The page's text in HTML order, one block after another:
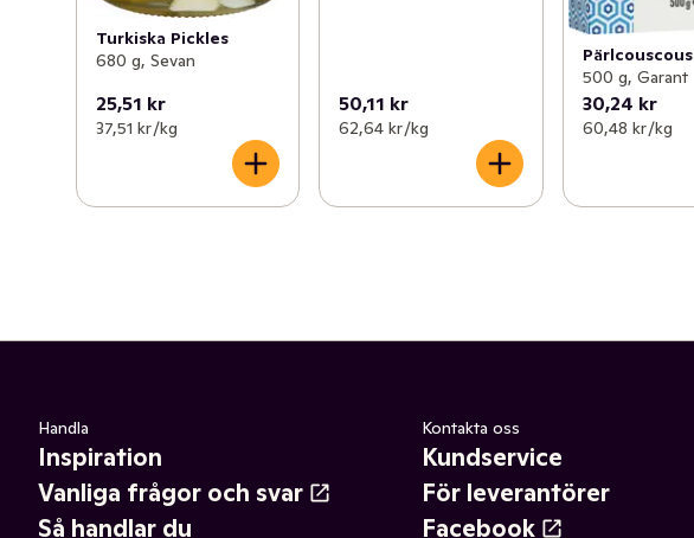
Turkiska Pickles
680 g, Sevan
25,51 kr
37,51 kr /kg
50,11 kr
62,64 kr /kg
Pärlcouscous
500 g, Garant
30,24 kr
60,48 kr /kg
Handla
Inspiration
Vanliga frågor och svar
Så handlar du
Kontakta oss
Kundservice
För leverantörer
Facebook